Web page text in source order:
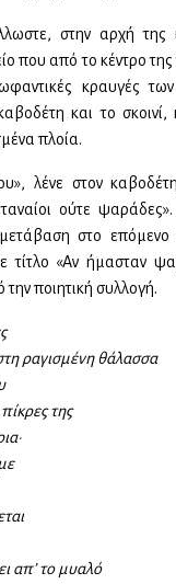
στην αρχή της
που από το κέντρο
κραυγές
και το σκοινί,
πλοία.
λένε στον
ούτε
μετάβαση στο
«Αν ήμασταν
ποιητική συλλογή.
ραγισμένη θάλασσα
της
απ’ το μυαλό